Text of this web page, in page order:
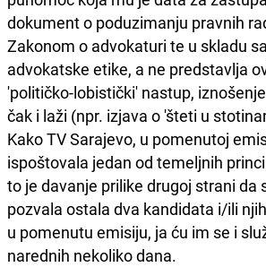
dokument o poduzimanju pravnih
Zakonom o advokaturi te u skladu
advokatske etike, a ne predstavlja
'političko-lobistički' nastup,
čak i laži (npr. izjava o 'šteti u
Kako TV Sarajevo, u pomenutoj
ispoštovala jedan od temeljnih
to je davanje prilike drugoj strani da
pozvala ostala dva kandidata i/ili
u pomenutu emisiju, ja ću im se i
narednih nekoliko dana.